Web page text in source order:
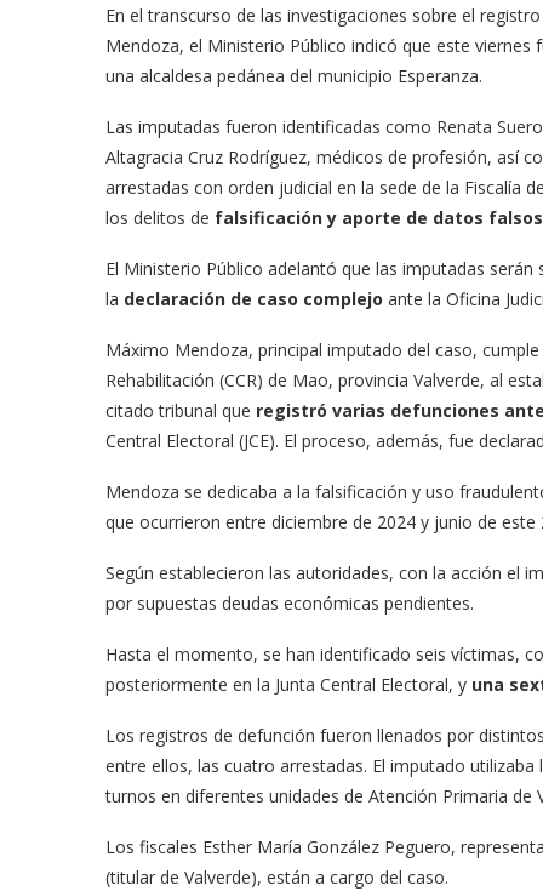
En el transcurso de las investigaciones sobre el
Mendoza, el Ministerio Público indicó que este
una alcaldesa pedánea del municipio Esperanza.
Las imputadas fueron identificadas como Renata
Altagracia Cruz Rodríguez, médicos de profesión, así
arrestadas con orden judicial en la sede de la Fiscalía
los delitos de falsificación y aporte de datos falsos
El Ministerio Público adelantó que las imputadas
la declaración de caso complejo ante la Oficina
Máximo Mendoza, principal imputado del caso,
Rehabilitación (CCR) de Mao, provincia Valverde, al
citado tribunal que registró varias defunciones
Central Electoral (JCE). El proceso, además, fue
Mendoza se dedicaba a la falsificación y uso
que ocurrieron entre diciembre de 2024 y junio de
Según establecieron las autoridades, con la acción el
por supuestas deudas económicas pendientes.
Hasta el momento, se han identificado seis víctimas,
posteriormente en la Junta Central Electoral, y una
Los registros de defunción fueron llenados por
entre ellos, las cuatro arrestadas. El imputado
turnos en diferentes unidades de Atención Primaria de
Los fiscales Esther María González Peguero,
(titular de Valverde), están a cargo del caso.